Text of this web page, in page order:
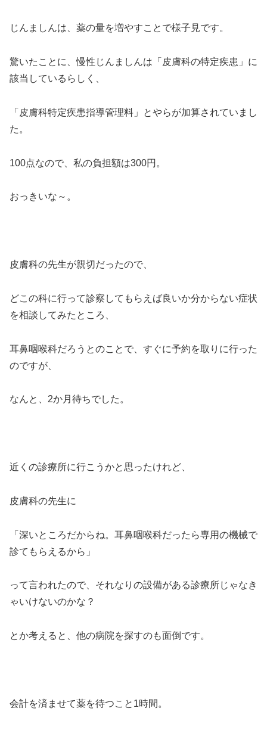
じんましんは、薬の量を増やすことで様子見です。
驚いたことに、慢性じんましんは「皮膚科の特定疾患」に
該当しているらしく、
「皮膚科特定疾患指導管理料」とやらが加算されていまし
た。
100点なので、私の負担額は300円。
おっきいな～。
皮膚科の先生が親切だったので、
どこの科に行って診察してもらえば良いか分からない症状
を相談してみたところ、
耳鼻咽喉科だろうとのことで、すぐに予約を取りに行った
のですが、
なんと、2か月待ちでした。
近くの診療所に行こうかと思ったけれど、
皮膚科の先生に
「深いところだからね。耳鼻咽喉科だったら専用の機械で
診てもらえるから」
って言われたので、それなりの設備がある診療所じゃなき
ゃいけないのかな？
とか考えると、他の病院を探すのも面倒です。
会計を済ませて薬を待つこと1時間。